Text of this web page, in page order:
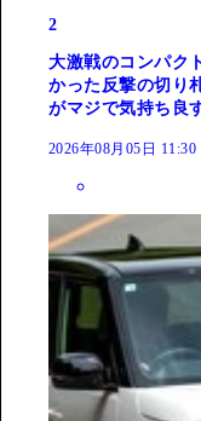
2
大激戦のコンパク
かった反撃の切り
がマジで気持ち良
2026年08月05日 11:30